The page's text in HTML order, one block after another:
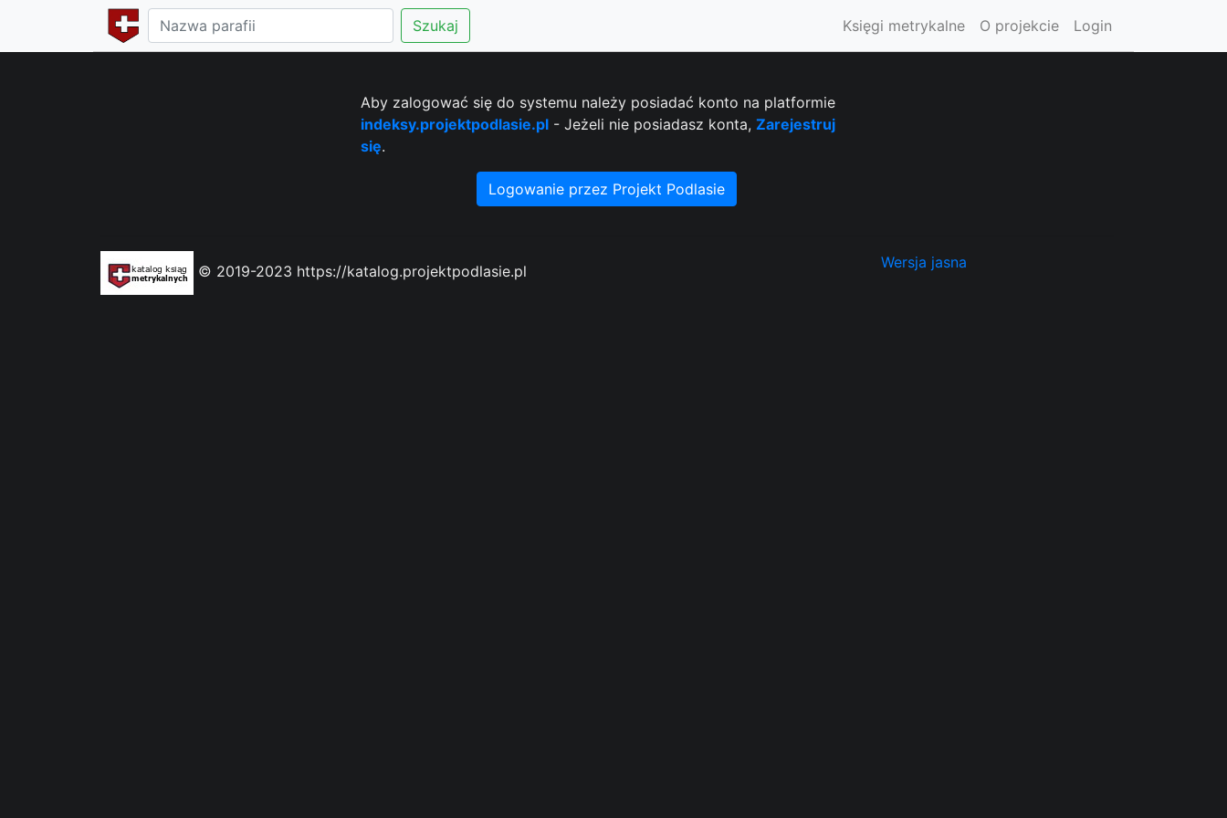
Szukaj Księgi metrykalne O projekcie Login
Aby zalogować się do systemu należy posiadać konto na platformie
indeksy.projektpodlasie.pl- Jeżeli nie posiadasz konta, Zarejestruj
się.
Logowanie przez Projekt Podlasie
© 2019-2023 https://katalog.projektpodlasie.pl
Wersja jasna